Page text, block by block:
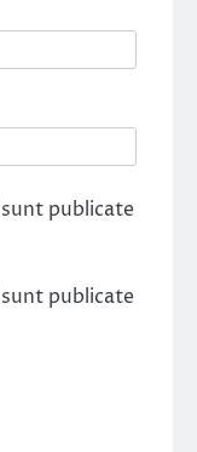
publicate
publicate